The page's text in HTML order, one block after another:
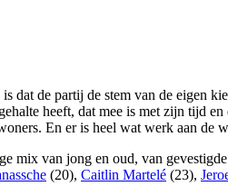
dat de partij de stem van de eigen
heeft, dat mee is met zijn tijd
En er is heel wat werk aan de
mix van jong en oud, van
(20), Caitlin Martelé (23),